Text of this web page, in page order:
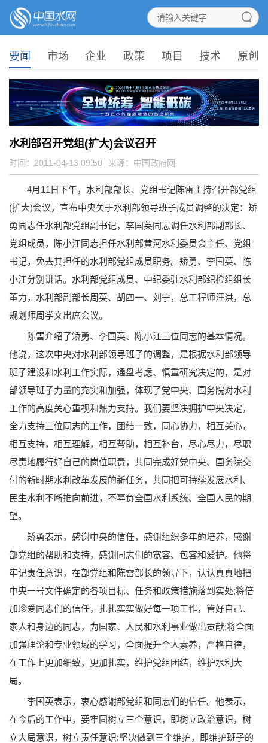
要闻 市场 企业 政策 项目 技术 原创
水利部召开党组(扩大)会议召开
时间：2011-04-13 09:50 来源： 中国政府网
4月11日下午，水利部部长、党组书记陈雷主持召开部党组
(扩大)会议，宣布中央关于水利部领导班子成员调整的决定：矫
勇同志任水利部党组副书记，李国英同志调任水利部副部长、
党组成员，陈小江同志担任水利部黄河水利委员会主任、党组
书记，免去其担任的水利部党组成员职务。矫勇、李国英、陈
小江分别讲话。水利部党组成员、中纪委驻水利部纪检组组长
董力，水利部副部长周英、胡四一、刘宁，总工程师汪洪，总
规划师周学文出席会议。
陈雷介绍了矫勇、李国英、陈小江三位同志的基本情况。
他说，这次中央对水利部领导班子的调整，是根据水利部领导
班子建设和水利工作实际，通盘考虑、慎重研究决定的，是对
部领导班子力量的充实和加强，体现了党中央、国务院对水利
工作的高度关心重视和鼎力支持。我们要坚决拥护中央决定，
全力支持三位同志的工作，团结一致，同心协力，相互关心，
相互支持，相互理解，相互帮助，相互补台，尽心尽力，尽职
尽责地履行好自己的岗位职责，共同完成好党中央、国务院交
付的新时期水利改革发展的新任务，共同把可持续发展水利、
民生水利不断推向前进，不辜负全国水利系统、全国人民的期
望。
矫勇表示，感谢中央的信任，感谢组织多年的培养，感谢
部党组的帮助和支持，感谢同志们的宽容、包容和爱护。他将
牢记责任意识，在部党组和陈雷部长的领导下，认认真真地把
中央一号文件确定的各项目标、任务和政策措施落到实处;将倍
加珍爱同志们的信任，扎扎实实做好每一项工作，管好自己、
家人和身边的同志，为国家、人民和水利事业做出贡献;将全面
加强理论和专业领域的学习，全面提升个人素养，严格自律，
在工作上更加细致，更加扎实，维护党组团结，维护水利大
局。
李国英表示，衷心感谢部党组和同志们的信任。他表示，
在今后的工作中，要牢固树立三个意识，即树立政治意识，树
立大局意识，树立责任意识;坚决做到三个维护，即维护班子的